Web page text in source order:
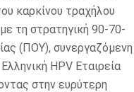
καρκίνου τραχήλου
τη στρατηγική 90-70-
(ΠΟΥ), συνεργαζόμενη
HPV Εταιρεία
στην ευρύτερη